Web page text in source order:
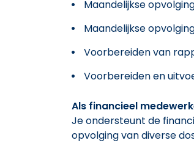
Maandelijkse
Maandelijkse
Voorbereiden van
Voorbereiden en
Als financieel
Je ondersteunt de
opvolging van diverse